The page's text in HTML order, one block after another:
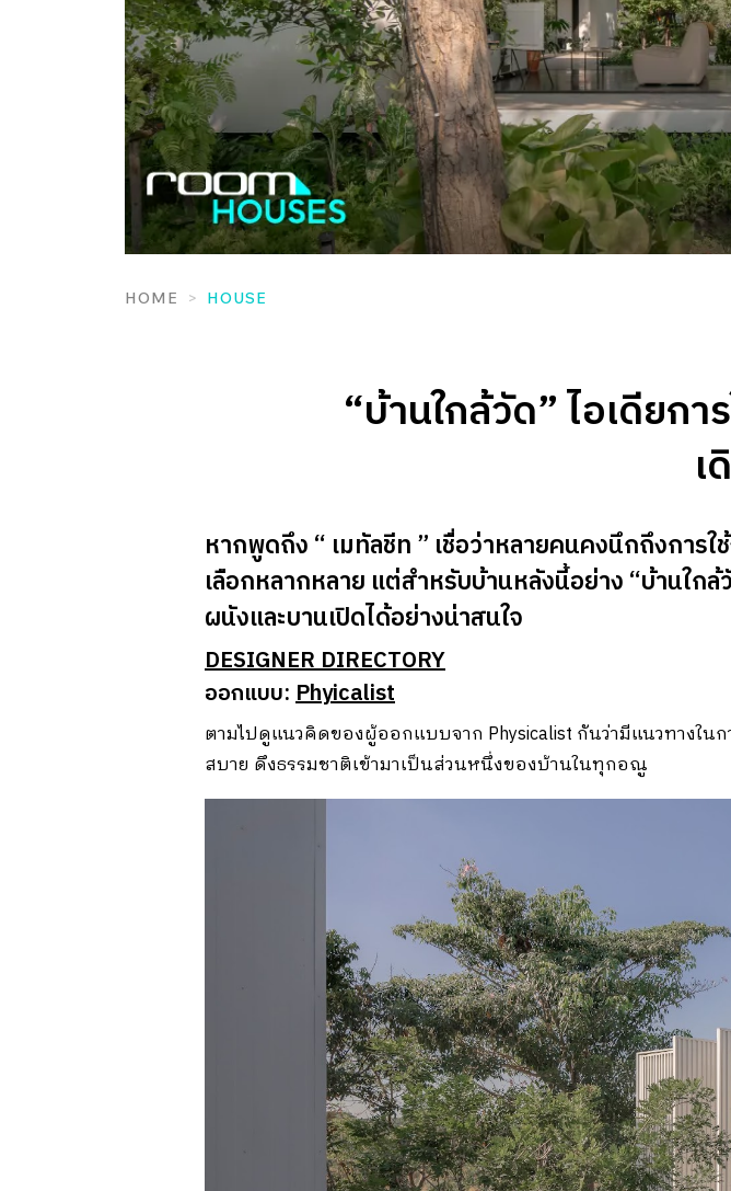
HOME HOUSE
“บ้านใกล้วัด” ไอเดียกา
เ
หากพูดถึง “ เมทัลชีท ” เชื่อว่าหลายคนคงนึกถึงการ
เลือกหลากหลาย แต่สำหรับบ้านหลังนี้อย่าง “บ้านใก
ผนังและบานเปิดได้อย่างน่าสนใจ
DESIGNER DIRECTORY
ออกแบบ:Phyicalist
ตามไปดูแนวคิดของผู้ออกแบบจาก Physicalist กันว่ามีแนวทางใ
สบาย ดึงธรรมชาติเข้ามาเป็นส่วนหนึ่งของบ้านในทุกอณู